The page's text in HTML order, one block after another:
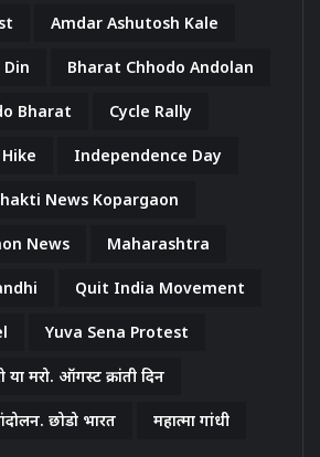
Amdar Ashutosh Kale
Bharat Chhodo Andolan
Bharat Cycle Rally
Independence Day
News Kopargaon
News Maharashtra
Quit India Movement
Yuva Sena Protest
या मरो. ऑगस्ट क्रांती दिन
छोडो भारत महात्मा गांधी